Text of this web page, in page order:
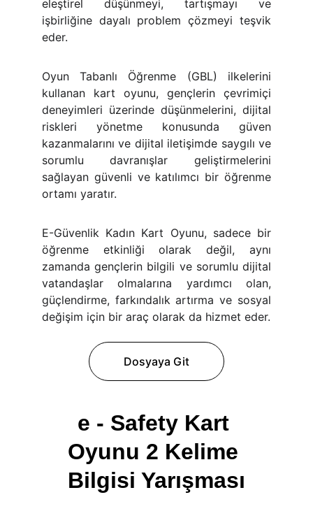
eleştirel düşünmeyi, tartışmayı ve
işbirliğine dayalı problem çözmeyi teşvik
eder.
Oyun Tabanlı Öğrenme (GBL) ilkelerini
kullanan kart oyunu, gençlerin çevrimiçi
deneyimleri üzerinde düşünmelerini, dijital
riskleri yönetme konusunda güven
kazanmalarını ve dijital iletişimde saygılı ve
sorumlu davranışlar geliştirmelerini
sağlayan güvenli ve katılımcı bir öğrenme
ortamı yaratır.
E-Güvenlik Kadın Kart Oyunu, sadece bir
öğrenme etkinliği olarak değil, aynı
zamanda gençlerin bilgili ve sorumlu dijital
vatandaşlar olmalarına yardımcı olan,
güçlendirme, farkındalık artırma ve sosyal
değişim için bir araç olarak da hizmet eder.
Dosyaya Git
e - Safety Kart
Oyunu 2 Kelime
Bilgisi Yarışması